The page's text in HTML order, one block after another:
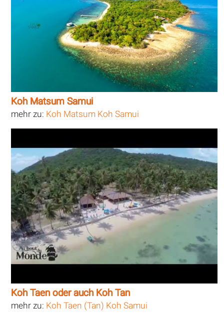
Koh Matsum Samui
mehr zu: Koh Matsum Koh Samui
Koh Taen oder auch Koh Tan
mehr zu: Koh Taen (Tan) Koh Samui